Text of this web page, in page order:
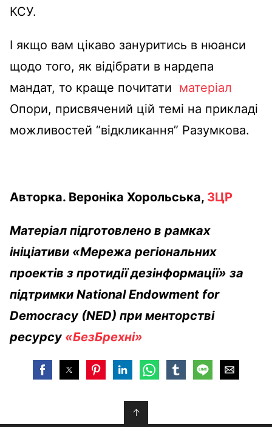
КСУ.
І якщо вам цікаво зануритись в нюанси
щодо того, як відібрати в нардепа
мандат, то краще почитати матеріал
Опори, присвячений цій темі на прикладі
можливостей “відкликання” Разумкова.
Авторка. Вероніка Хорольська, ЗЦР
Матеріал підготовлено в рамках
ініціативи «Мережа регіональних
проектів з протидії дезінформації» за
підтримки National Endowment for
Democracy (NED) при менторстві
ресурсу «БезБрехні»
↑